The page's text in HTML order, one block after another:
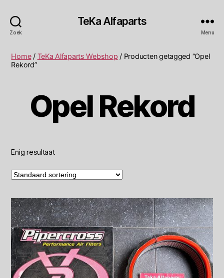
Zoek
TeKa Alfaparts
Menu
Home/ TeKa Alfaparts Webshop / Producten getagged “Opel
Rekord”
Opel Rekord
Enig resultaat